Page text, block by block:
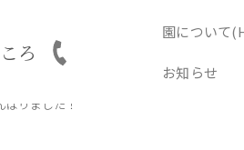
ろ
園について
お知らせ
りました！